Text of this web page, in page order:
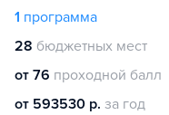
1 программа
28 бюджетных мест
от 76 проходной балл
от 593530 р. за год